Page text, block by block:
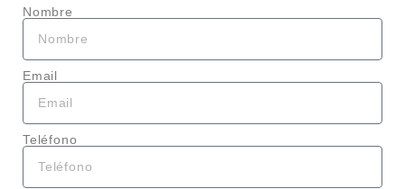
Nombre
Email
Teléfono